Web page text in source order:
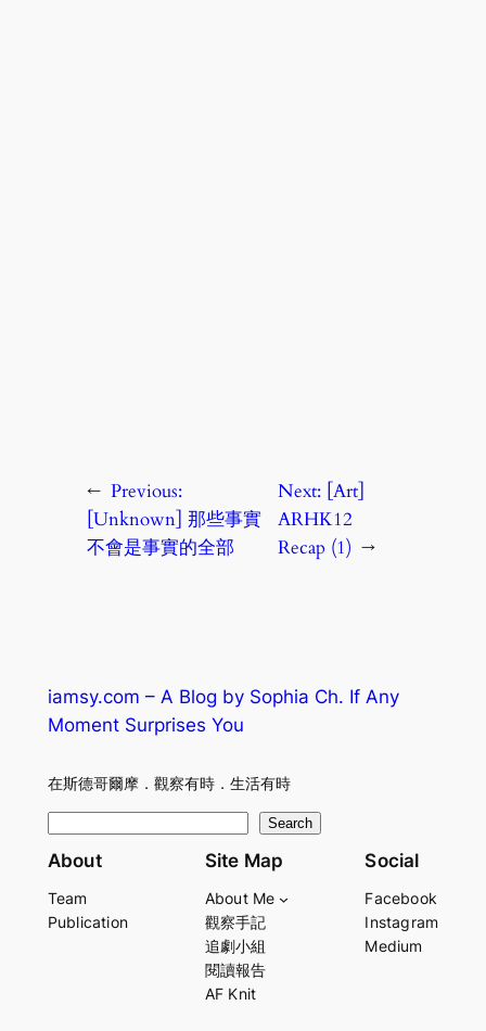
← Previous:
[Unknown] 那些事實
不會是事實的全部
Next: [Art]
ARHK12
Recap (1) →
iamsy.com – A Blog by Sophia Ch. If Any
Moment Surprises You
在斯德哥爾摩．觀察有時．生活有時
e
r
Search
About
Team
Publication
Site Map
About Me
觀察手記
追劇小組
閱讀報告
AF Knit
Social
Facebook
Instagram
Medium